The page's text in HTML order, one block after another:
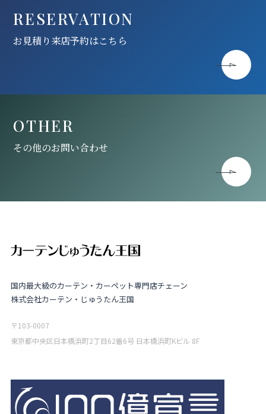
RESERVATION
お見積り来店予約はこちら
OTHER
その他のお問い合わせ
国内最大級のカーテン・カーペット専門店チェーン
株式会社カーテン・じゅうたん王国
〒103-0007
東京都中央区日本橋浜町2丁目62番6号 日本橋浜町Kビル 8F